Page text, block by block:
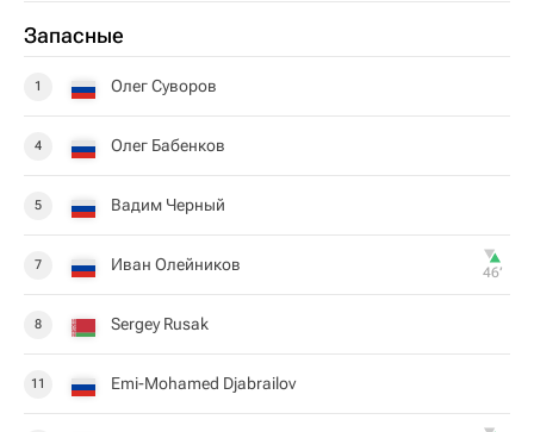
Запасные
1 Олег Суворов
4 Олег Бабенков
5 Вадим Черный
7 Иван Олейников 46‎’‎
8 Sergey Rusak
11 Emi-Mohamed Djabrailov